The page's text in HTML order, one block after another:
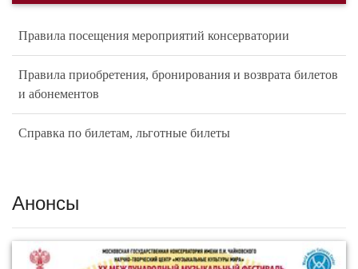
Правила посещения мероприятий консерватории
Правила приобретения, бронирования и возврата билетов
и абонементов
Справка по билетам, льготные билеты
Анонсы